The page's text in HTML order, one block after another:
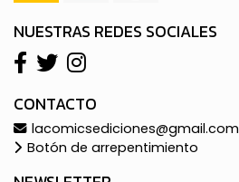
NUESTRAS REDES SOCIALES
CONTACTO
lacomicsediciones@gmail.com
Botón de arrepentimiento